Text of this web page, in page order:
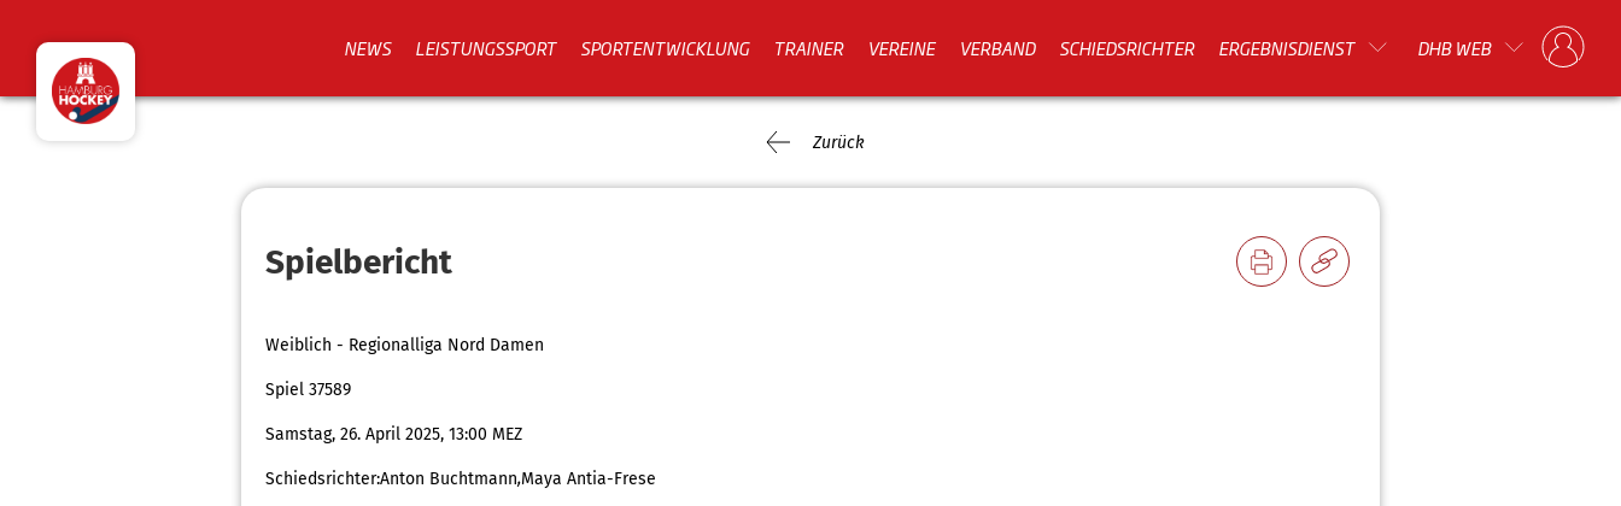
NEWS LEISTUNGSSPORT SPORTENTWICKLUNG TRAINER VEREINE VERBAND SCHIEDSRICHTER ERGEBNISDIENST DHB WEB
Zurück
Spielbericht
Weiblich - Regionalliga Nord Damen
Spiel 37589
Samstag, 26. April 2025, 13:00 MEZ
Schiedsrichter:Anton Buchtmann,Maya Antia-Frese